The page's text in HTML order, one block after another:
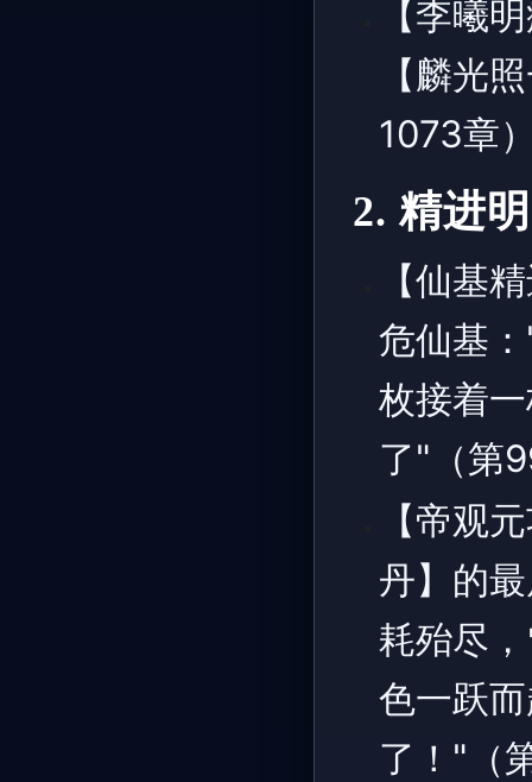
【李曦
【麟光
1073章
2. 精进
【仙基
危仙基
枚接着
了"（第
【帝观
丹】的
耗殆尽
色一跃
了！"（